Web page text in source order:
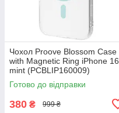
Чохол Proove Blossom Case
with Magnetic Ring iPhone 16
mint (PCBLIP160009)
Готово до відправки
380 ₴ 999 ₴